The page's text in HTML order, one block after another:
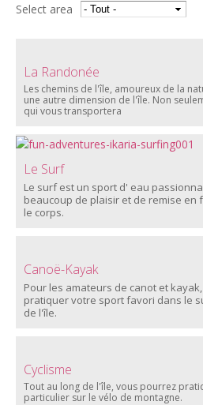
Select area
La Randonée
Les chemins de l'île, amoureux de la
une autre dimension de l'île. Non
qui vous transportera
Le Surf
Le surf est un sport d' eau
beaucoup de plaisir et de remise en
le corps.
Canoë-Kayak
Pour les amateurs de canot et
pratiquer votre sport favori dans le
de l'île.
Cyclisme
Tout au long de l'île, vous pourrez
particulier sur le vélo de montagne.